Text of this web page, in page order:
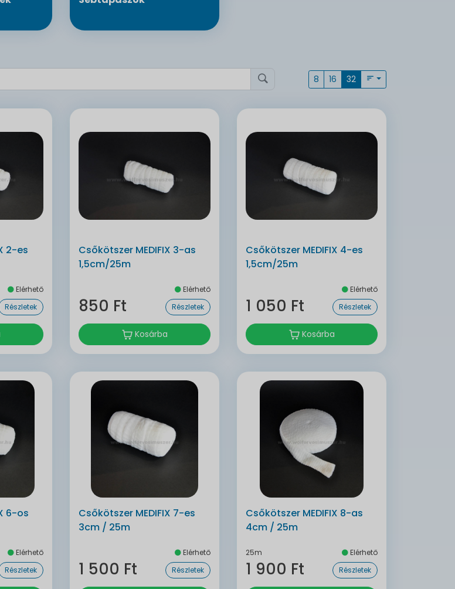
8 16 32
2-es
Elérhető
Részletek
Csőkötszer MEDIFIX 3-as
1,5cm/25m
Elérhető
850 Ft Részletek
Kosárba
Csőkötszer MEDIFIX 4-es
1,5cm/25m
Elérhető
1 050 Ft Részletek
Kosárba
6-os
Elérhető
Részletek
Csőkötszer MEDIFIX 7-es
3cm / 25m
Elérhető
1 500 Ft Részletek
Csőkötszer MEDIFIX 8-as
4cm / 25m
25m Elérhető
1 900 Ft Részletek